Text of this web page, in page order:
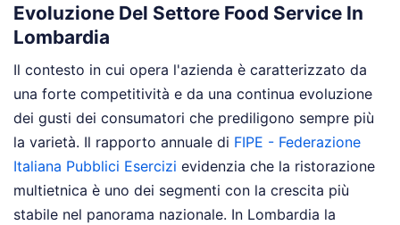
Evoluzione Del Settore Food Service In
Lombardia
Il contesto in cui opera l'azienda è caratterizzato da
una forte competitività e da una continua evoluzione
dei gusti dei consumatori che prediligono sempre più
la varietà. Il rapporto annuale di FIPE - Federazione
Italiana Pubblici Esercizi evidenzia che la ristorazione
multietnica è uno dei segmenti con la crescita più
stabile nel panorama nazionale. In Lombardia la